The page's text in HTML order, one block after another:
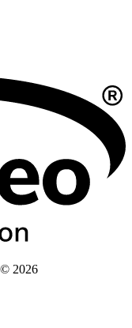
2026